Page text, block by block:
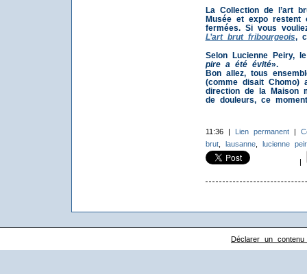
La Collection de l’art
Musée et expo restent
fermées. Si vous
L’art brut fribourgeois,
Selon Lucienne Peiry,
pire a été évité».
Bon allez, tous
(comme disait Chomo)
direction de la Maison
de douleurs, ce
11:36 | Lien permanent|
brut, lausanne, lucienne
|
Déclarer un contenu